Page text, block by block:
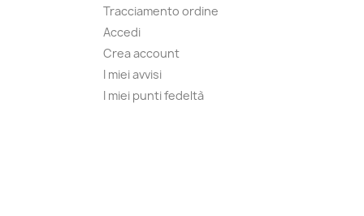
Tracciamento ordine
Accedi
Crea account
I miei avvisi
I miei punti fedeltà